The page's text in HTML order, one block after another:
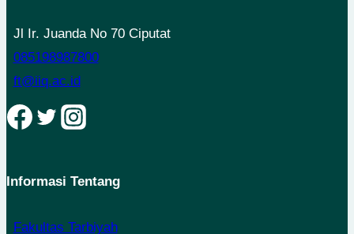
Jl Ir. Juanda No 70 Ciputat
085198987800
ft@iiq.ac.id
Informasi Tentang
Fakultas Tarbiyah